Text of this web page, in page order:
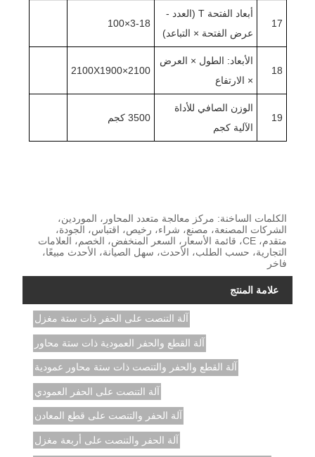
17
أبعاد الفتحة T (العدد -
عرض الفتحة × التباعد)
3-18×100
18
الأبعاد: الطول × العرض
× الارتفاع
2100×2100X1900
19
الوزن الصافي للأداة
الآلية كجم
3500 كجم
الكلمات الساخنة: مركز معالجة متعدد المحاور، الموردين،
الشركات المصنعة، مصنع، شراء، رخيص، اقتباس، الجودة،
متقدم، CE، قائمة الأسعار، السعر المنخفض، الخصم، العلامات
التجارية، حسب الطلب، الأحدث، سهل الصيانة، الأحدث مبيعًا،
فاخر
علامة المنتج
آلة التنصت على الحفر ذات ستة مغزل
آلة القطع والحفر العمودية ذات ستة محاور
آلة القطع والحفر والتنصت ذات ستة محاور عمودية
آلة التنصت على الحفر العمودي
آلة الحفر والتنصت على قطع المعادن
آلة الحفر والتنصت على أربعة مغزل